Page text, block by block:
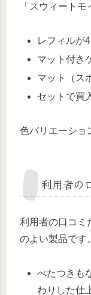
「スウィート
レフィルが
マット付き
マット（ス
セットで買
色バリエーショ
利用者の
利用者の口コミ
のよい製品です。
べたつきも
わりした仕